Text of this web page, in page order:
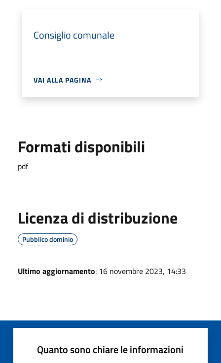
Consiglio comunale
VAI ALLA PAGINA
Formati disponibili
pdf
Licenza di distribuzione
Pubblico dominio
Ultimo aggiornamento: 16 novembre 2023, 14:33
Quanto sono chiare le informazioni